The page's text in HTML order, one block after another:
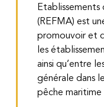
Etablissements
(REFMA) est
promouvoir et
les
ainsi qu’entre
générale dans
pêche